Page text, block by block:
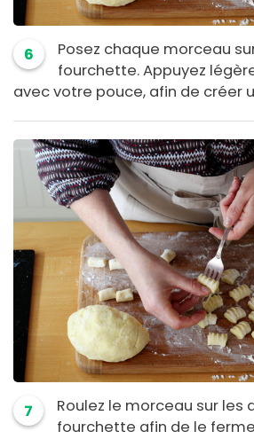
6
Posez chaque morceau
fourchette. Appuyez
avec votre pouce, afin de créer
7
Roulez le morceau sur les
fourchette afin de le